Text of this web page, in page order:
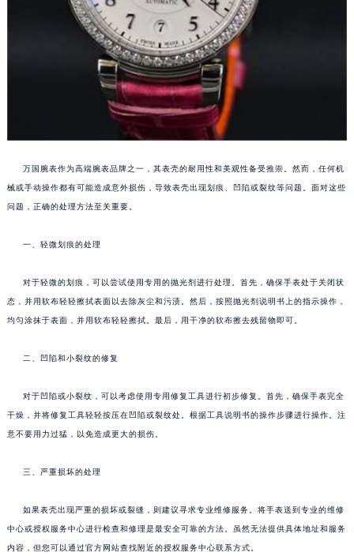
万国腕表作为高端腕表品牌之一，其表壳的耐用性和美观性备受推崇。然而，任何机
械或手动操作都有可能造成意外损伤，导致表壳出现划痕、凹陷或裂纹等问题。面对这些
问题，正确的处理方法至关重要。
一、轻微划痕的处理
对于轻微的划痕，可以尝试使用专用的抛光剂进行处理。首先，确保手表处于关闭状
态，并用软布轻轻擦拭表面以去除灰尘和污渍。然后，按照抛光剂说明书上的指示操作，
均匀涂抹于表面，并用软布轻轻擦拭。最后，用干净的软布擦去残留物即可。
二、凹陷和小裂纹的修复
对于凹陷或小裂纹，可以考虑使用专用修复工具进行初步修复。首先，确保手表完全
干燥，并将修复工具轻轻按压在凹陷或裂纹处。根据工具说明书的操作步骤进行操作。注
意不要用力过猛，以免造成更大的损伤。
三、严重损坏的处理
如果表壳出现严重的损坏或裂缝，则建议寻求专业维修服务。将手表送到专业的维修
中心或授权服务中心进行检查和修理是最安全可靠的方法。虽然无法提供具体地址和服务
内容，但您可以通过官方网站查找附近的授权服务中心联系方式。